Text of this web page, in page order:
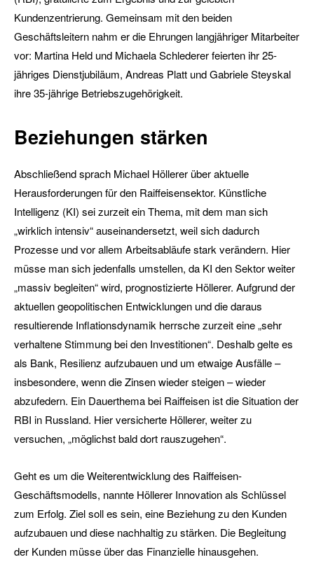
Kundenzentrierung. Gemeinsam mit den beiden
Geschäftsleitern nahm er die Ehrungen langjähriger Mitarbeiter
vor: Martina Held und Michaela Schlederer feierten ihr 25-
jähriges Dienstjubiläum, Andreas Platt und Gabriele Steyskal
ihre 35-jährige Betriebszugehörigkeit.
Beziehungen stärken
Abschließend sprach Michael Höllerer über aktuelle
Herausforderungen für den Raiffeisensektor. Künstliche
Intelligenz (KI) sei zurzeit ein Thema, mit dem man sich
„wirklich intensiv“ auseinandersetzt, weil sich dadurch
Prozesse und vor allem Arbeitsabläufe stark verändern. Hier
müsse man sich jedenfalls umstellen, da KI den Sektor weiter
„massiv begleiten“ wird, prognostizierte Höllerer. Aufgrund der
aktuellen geopolitischen Entwicklungen und die daraus
resultierende Inflationsdynamik herrsche zurzeit eine „sehr
verhaltene Stimmung bei den Investitionen“. Deshalb gelte es
als Bank, Resilienz aufzubauen und um etwaige Ausfälle –
insbesondere, wenn die Zinsen wieder steigen – wieder
abzufedern. Ein Dauerthema bei Raiffeisen ist die Situation der
RBI in Russland. Hier versicherte Höllerer, weiter zu
versuchen, „möglichst bald dort rauszugehen“.
Geht es um die Weiterentwicklung des Raiff­eisen-
Geschäftsmodells, nannte Höllerer Innovation als Schlüssel
zum Erfolg. Ziel soll es sein, eine Beziehung zu den Kunden
aufzubauen und diese nachhaltig zu stärken. Die Begleitung
der Kunden müsse über das Finanzielle hinausgehen.